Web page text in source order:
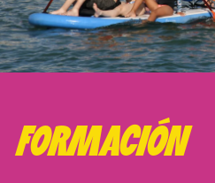
FORMACIÓN